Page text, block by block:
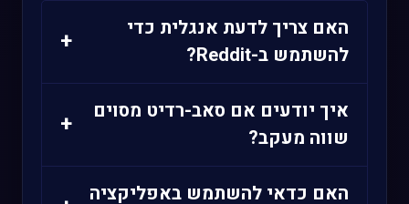
האם צריך לדעת אנגלית כדי
להשתמש ב-Reddit?
+
קהילות בעברית כמו r/hebrew. ידיעת אנגלית
חובה, במיוחד אם אתם מתמקדים
איך יודעים אם סאב-רדיט מסוים
שווה מעקב?
+
האם כדאי להשתמש באפליקציה